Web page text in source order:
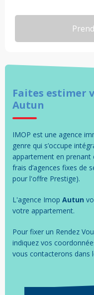
Faites estimer
Autun
IMOP est une agence
genre qui s’occupe
appartement en prenant
frais d’agences fixes de
pour l'offre Prestige).
L'agence Imop Autun
votre appartement.
Pour fixer un Rendez
indiquez vos
vous contacterons dans